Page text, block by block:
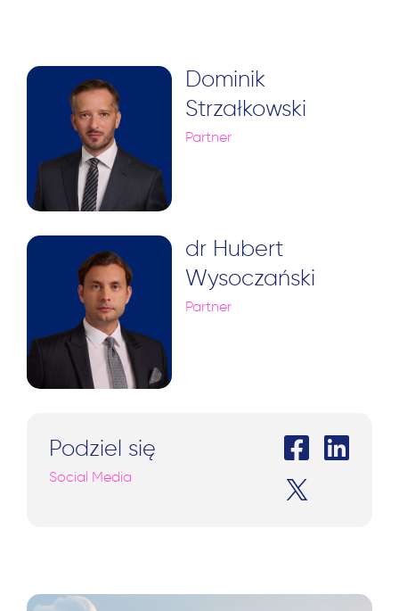
Dominik
Strzałkowski
Partner
dr Hubert
Wysoczański
Partner
Podziel się
Social Media